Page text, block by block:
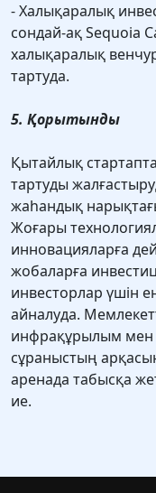
- Халықаралық
сондай-ақ Sequoia
халықаралық
тартуда.
5. Қорытынды
Қытайлық
тартуды
жаһандық
Жоғары
инновацияларға
жобаларға
инвесторлар үшін
айналуда.
инфрақұрылым мен
сұраныстың
аренада табысқа
ие.